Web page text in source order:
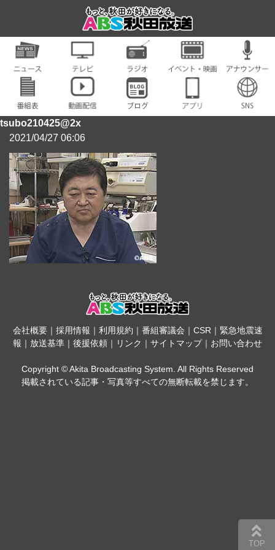
tsubo210425@2x
2021/04/27 06:06
会社概要｜ 採用情報 ｜ 利用規約 ｜ 番組審議会 ｜ CSR｜ 緊急地震速
報 ｜ 放送基準 ｜ 後援依頼 ｜ リンク ｜ サイトマップ｜ お問い合わせ
Copyright © Akita Broadcasting System. All Rights Reserved
掲載されている記事・写真等すべての無断転載を禁じます。